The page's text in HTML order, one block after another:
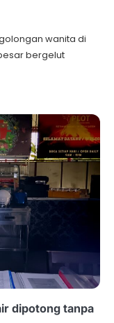
wanita di
bergelut
dipotong tanpa